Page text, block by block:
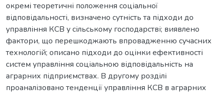
окремі теоретичні положення соціальної
відповідальності, визначено сутність та підходи до
управління КСВ у сільському господарстві; виявлено
фактори, що перешкоджають впровадженню сучасних
технологій; описано підходи до оцінки ефективності
систем управління соціальною відповідальність на
аграрних підприємствах. В другому розділі
проаналізовано тенденції управління КСВ в аграрних